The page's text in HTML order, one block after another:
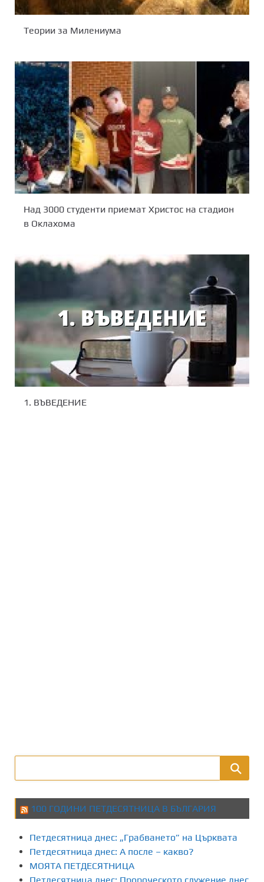
Теории за Милениума
Над 3000 студенти приемат Христос на стадион
в Оклахома
1. ВЪВЕДЕНИЕ
100 ГОДИНИ ПЕТДЕСЯТНИЦА В БЪЛГАРИЯ
Петдесятница днес: „Грабването” на Църквата
Петдесятница днес: А после – какво?
МОЯТА ПЕТДЕСЯТНИЦА